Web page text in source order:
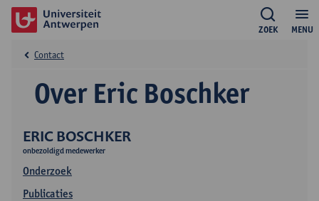
MENU
ZOEK
ERIC BOSCHKER
onbezoldigd medewerker
Onderzoek
Publicaties
Over Eric Boschker
Contact